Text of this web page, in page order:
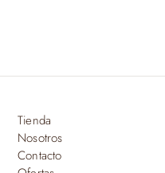
Tienda
Nosotros
Contacto